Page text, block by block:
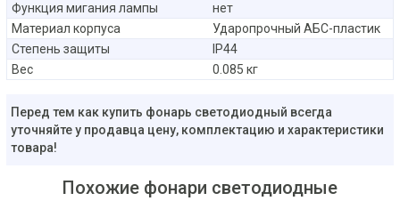
Функция мигания лампы
нет
Материал корпуса
Ударопрочный АБС-пластик
Степень защиты
IP44
Вес
0.085 кг
Перед тем как купить фонарь светодиодный всегда
уточняйте у продавца цену, комплектацию и характеристики
товара!
Похожие фонари светодиодные